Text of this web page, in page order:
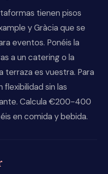
tienen pisos
y Gràcia que se
eventos. Ponéis la
a un catering o la
terraza es vuestra. Para
sin las
Calcula €200-400
en comida y bebida.